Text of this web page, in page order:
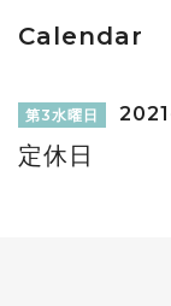
Calendar
第3水曜日
定休日